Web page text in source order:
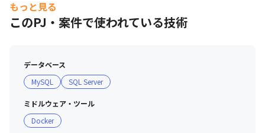
もっと見る
このPJ・案件で使われている技術
データベース
MySQL
SQL Server
ミドルウェア・ツール
Docker